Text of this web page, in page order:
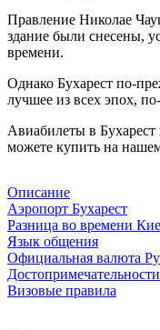
Правление Николае
здание были снесены,
времени.
Однако Бухарест по-
лучшее из всех эпох,
Авиабилеты в
можете купить на
Описание
Аэропорт Бухарест
Разница во времени
Язык общения
Официальная валюта
Визовые правила